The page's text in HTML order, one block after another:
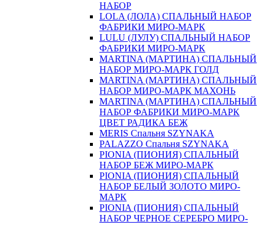
НАБОР
LOLA (ЛОЛА) СПАЛЬНЫЙ НАБОР
ФАБРИКИ МИРО-МАРК
LULU (ЛУЛУ) СПАЛЬНЫЙ НАБОР
ФАБРИКИ МИРО-МАРК
MARTINA (МАРТИНА) СПАЛЬНЫЙ
НАБОР МИРО-МАРК ГОЛД
MARTINA (МАРТИНА) СПАЛЬНЫЙ
НАБОР МИРО-МАРК МАХОНЬ
MARTINA (МАРТИНА) СПАЛЬНЫЙ
НАБОР ФАБРИКИ МИРО-МАРК
ЦВЕТ РАДИКА БЕЖ
MERIS Спальня SZYNAKA
PALAZZO Спальня SZYNAKA
PIONIA (ПИОНИЯ) СПАЛЬНЫЙ
НАБОР БЕЖ МИРО-МАРК
PIONIA (ПИОНИЯ) СПАЛЬНЫЙ
НАБОР БЕЛЫЙ ЗОЛОТО МИРО-
МАРК
PIONIA (ПИОНИЯ) СПАЛЬНЫЙ
НАБОР ЧЕРНОЕ СЕРЕБРО МИРО-